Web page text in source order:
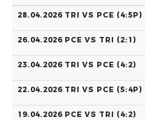
28.04.2026 TRI VS PCE (4:5P)
26.04.2026 PCE VS TRI (2:1)
23.04.2026 TRI VS PCE (4:2)
22.04.2026 TRI VS PCE (5:4P)
19.04.2026 PCE VS TRI (4:2)